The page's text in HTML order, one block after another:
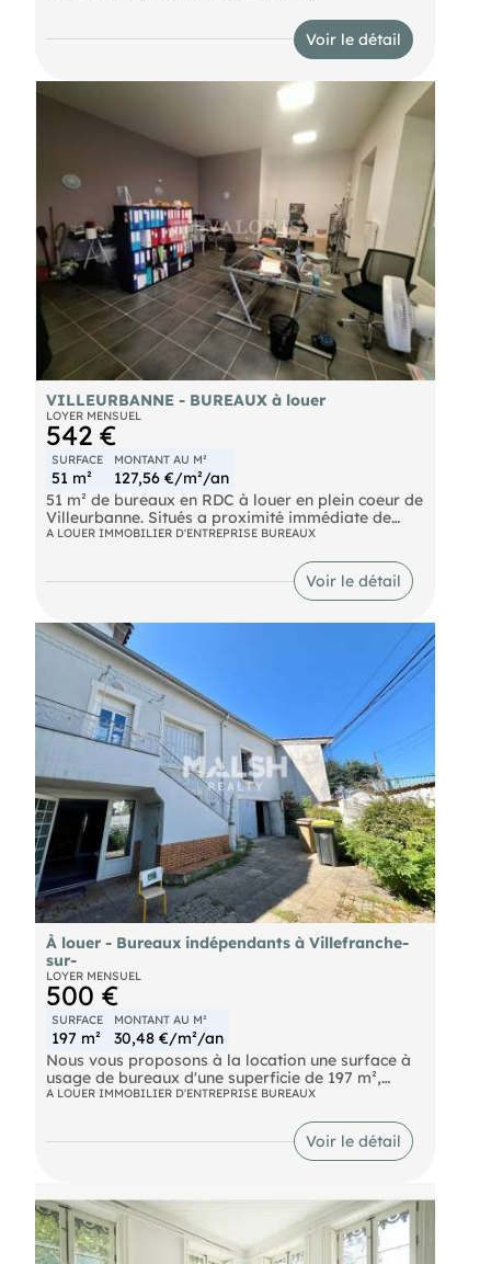
sur le Park Artisan de Rillieux-La-Pape.
- Un gestionnaire de site logé sur place
- 197 cellules de stockage accessibles en véhicules
jusqu'à 20 mètres cubes
- 3 Quais de déchargement communs à toutes les
cellules de stockage pour les véhicules au dela de
20 mètres cubes
- Un coin détente/cafétéria
- La vidésurveillance
- Un accès par badge 7 jours sur 7 de 05h du
matin à minuit
Autres bureaux disponibles de 8 à 85 m²
Sotckage disponible de 9 à 560 m²
Pour tout contact le numéro est affiché en bas des
photos, cliquer sur les photos pour qu'il s'affiche
Voir le détail
VILLEURBANNE - BUREAUX à louer
LOYER MENSUEL
542 €
SURFACE
51 m²
MONTANT AU M²
127,56 €/m²/an
51 m² de bureaux en RDC à louer en plein coeur de
Villeurbanne. Situés a proximité immédiate de
tous commerces et du parc de la Tête d'Or.
A LOUER IMMOBILIER D'ENTREPRISE BUREAUX
Voir le détail
À louer - Bureaux indépendants à Villefranche-
sur-
LOYER MENSUEL
500 €
SURFACE
197 m²
MONTANT AU M²
30,48 €/m²/an
Nous vous proposons à la location une surface à
usage de bureaux d'une superficie de 197 m²,
idéalement située dans la commune de
excellente dynamique administrative, économique
et commerciale, au coeur d'un environnement
urbain structuré et parfaitement desservi par les
routiers majeurs de la région caladoise. La
proximité immédiate du centre-ville, des réseaux
routiers et de la gare permet une accessibilité
fluide pour l'ensemble de vos collaborateurs,
A LOUER IMMOBILIER D'ENTREPRISE BUREAUX
Voir le détail